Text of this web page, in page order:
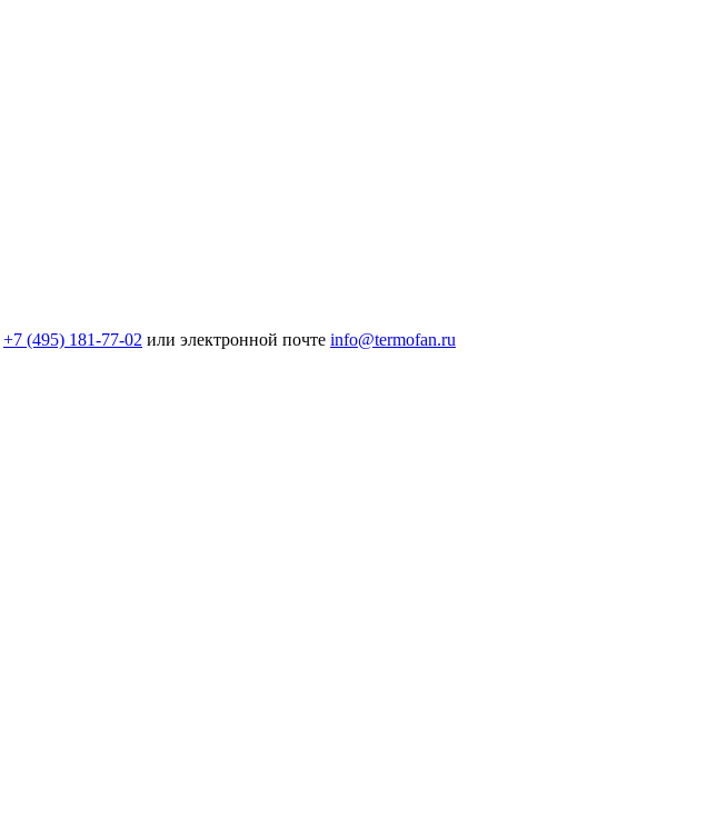
+7 (495) 181-77-02 или электронной почте info@termofan.ru